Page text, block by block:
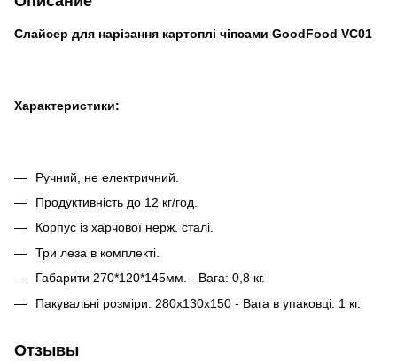
Слайсер для нарізання картоплі чіпсами GoodFood VC01
Характеристики:
Ручний, не електричний.
Продуктивність до 12 кг/год.
Корпус із харчової нерж. сталі.
Три леза в комплекті.
Габарити 270*120*145мм. - Вага: 0,8 кг.
Пакувальні розміри: 280х130х150 - Вага в упаковці: 1 кг.
Отзывы